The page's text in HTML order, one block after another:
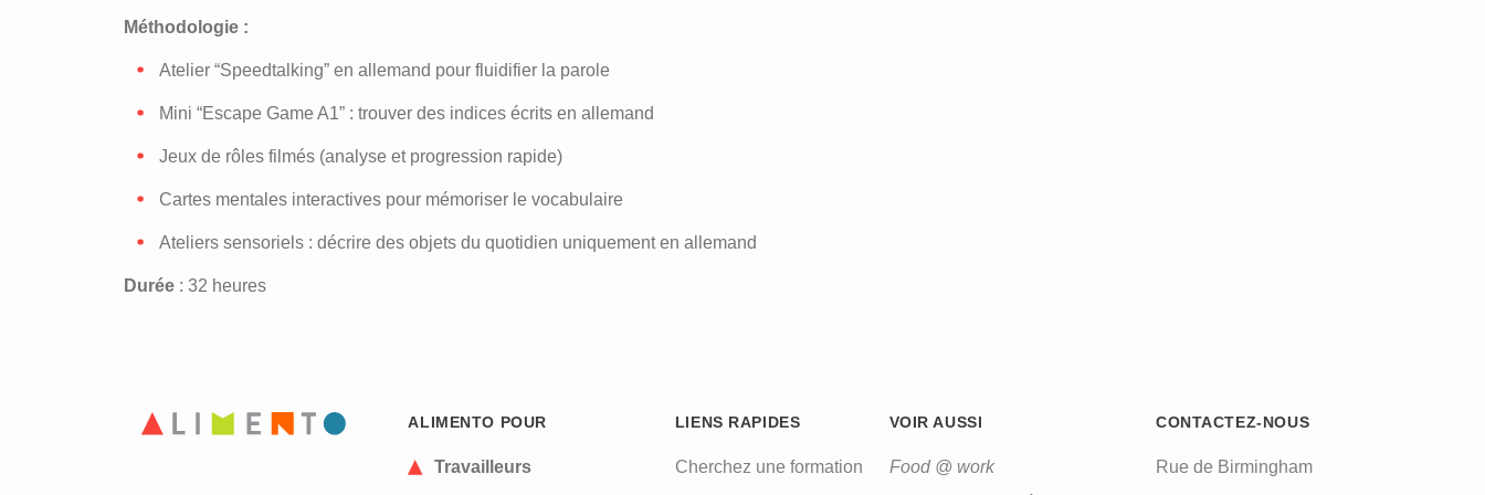
Méthodologie :
Atelier “Speedtalking” en allemand pour fluidifier la parole
Mini “Escape Game A1” : trouver des indices écrits en allemand
Jeux de rôles filmés (analyse et progression rapide)
Cartes mentales interactives pour mémoriser le vocabulaire
Ateliers sensoriels : décrire des objets du quotidien uniquement en allemand
Durée : 32 heures
ALIMENTO POUR
Travailleurs
LIENS RAPIDES
Cherchez une formation
VOIR AUSSI
Food @ work
CONTACTEZ-NOUS
Rue de Birmingham